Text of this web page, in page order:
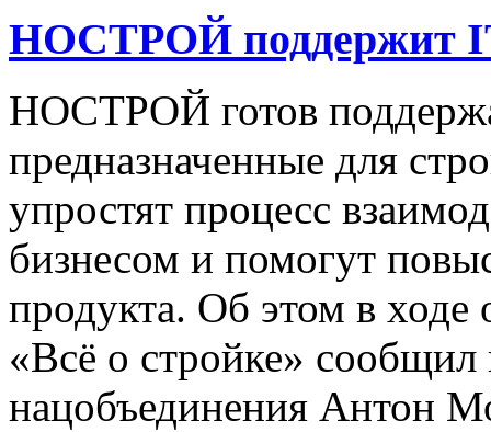
НОСТРОЙ поддержит
НОСТРОЙ готов
предназначенные для
упростят процесс
бизнесом и помогут
продукта. Об этом в ходе
«Всё о стройке» сообщил
нацобъединения Антон